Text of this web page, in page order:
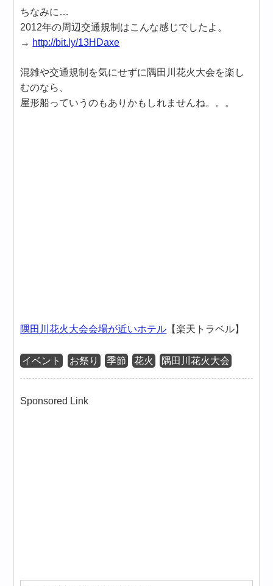
ちなみに…
2012年の周辺交通規制はこんな感じでしたよ。
→ http://bit.ly/13HDaxe
混雑や交通規制を気にせずに隅田川花火大会を楽し
むのなら、
屋形船っていうのもありかもしれませんね。。。
隅田川花火大会会場が近いホテル 【楽天トラベル】
イベント お祭り 季節 花火 隅田川花火大会
Sponsored Link